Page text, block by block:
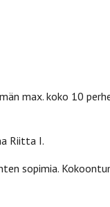
max. koko 10
Riitta I.
sopimia.